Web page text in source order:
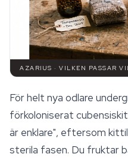
AZARIUS · VILKEN PASSAR
För helt nya odlare
förkoloniserat
är enklare", eftersom
sterila fasen. Du fruktar